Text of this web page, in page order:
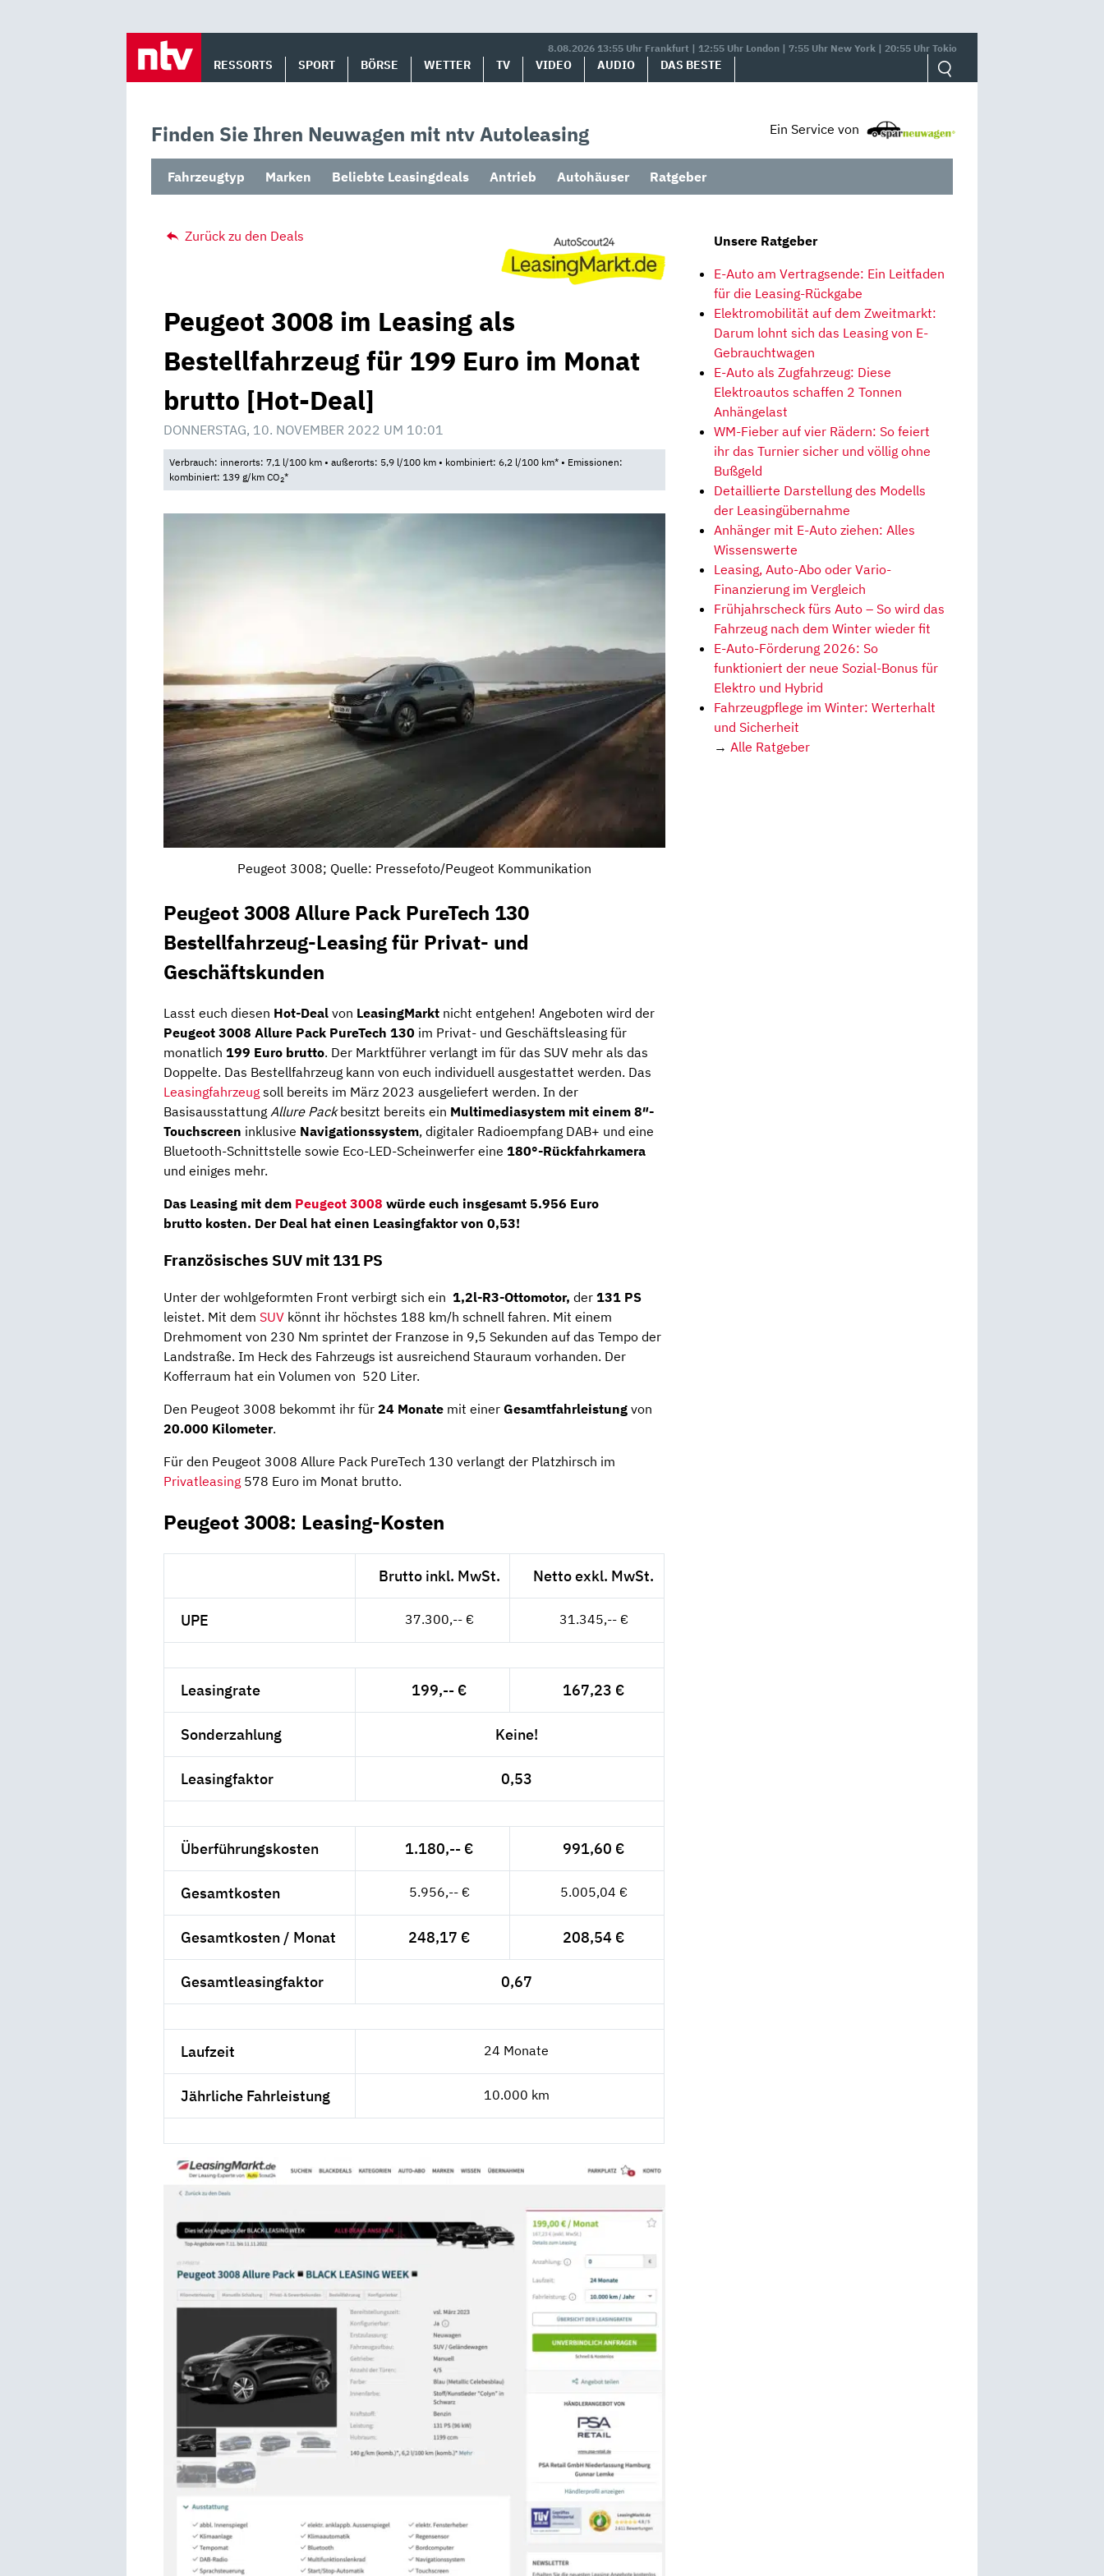
8.08.2026 13:55 Uhr Frankfurt | 12:55 Uhr London | 7:55 Uhr New York | 20:55 Uhr Tokio
RESSORTS SPORT BÖRSE WETTER TV VIDEO AUDIO DAS BESTE
Finden Sie Ihren Neuwagen mit ntv Autoleasing Ein Service von
Fahrzeugtyp Marken Beliebte Leasingdeals Antrieb Autohäuser Ratgeber
Zurück zu den Deals
Peugeot 3008 im Leasing als
Bestellfahrzeug für 199 Euro im Monat
brutto [Hot-Deal]
DONNERSTAG, 10. NOVEMBER 2022 UM 10:01
Verbrauch: innerorts: 7,1 l/100 km • außerorts: 5,9 l/100 km • kombiniert: 6,2 l/100 km* • Emissionen:
kombiniert: 139 g/km CO2*
Peugeot 3008; Quelle: Pressefoto/Peugeot Kommunikation
Peugeot 3008 Allure Pack PureTech 130
Bestellfahrzeug-Leasing für Privat- und
Geschäftskunden
Lasst euch diesen Hot-Deal von LeasingMarkt nicht entgehen! Angeboten wird der
Peugeot 3008 Allure Pack PureTech 130 im Privat- und Geschäftsleasing für
monatlich 199 Euro brutto. Der Marktführer verlangt im für das SUV mehr als das
Doppelte. Das Bestellfahrzeug kann von euch individuell ausgestattet werden. Das
Leasingfahrzeug soll bereits im März 2023 ausgeliefert werden. In der
Basisausstattung Allure Packbesitzt bereits ein Multimediasystem mit einem 8″-
Touchscreen inklusive Navigationssystem, digitaler Radioempfang DAB+ und eine
Bluetooth-Schnittstelle sowie Eco-LED-Scheinwerfer eine 180°-Rückfahrkamera
und einiges mehr.
Das Leasing mit dem Peugeot 3008 würde euch insgesamt 5.956 Euro
brutto kosten. Der Deal hat einen Leasingfaktor von 0,53!
Französisches SUV mit 131 PS
Unter der wohlgeformten Front verbirgt sich ein 1,2l-R3-Ottomotor, der 131 PS
leistet. Mit dem SUV könnt ihr höchstes 188 km/h schnell fahren. Mit einem
Drehmoment von 230 Nm sprintet der Franzose in 9,5 Sekunden auf das Tempo der
Landstraße. Im Heck des Fahrzeugs ist ausreichend Stauraum vorhanden. Der
Kofferraum hat ein Volumen von 520 Liter.
Den Peugeot 3008 bekommt ihr für 24 Monate mit einer Gesamtfahrleistung von
20.000 Kilometer.
Für den Peugeot 3008 Allure Pack PureTech 130 verlangt der Platzhirsch im
Privatleasing 578 Euro im Monat brutto.
Peugeot 3008: Leasing-Kosten
Brutto inkl. MwSt. Netto exkl. MwSt.
UPE 37.300,-- € 31.345,-- €
Leasingrate 199,-- € 167,23 €
Sonderzahlung Keine!
Leasingfaktor 0,53
Überführungskosten 1.180,-- € 991,60 €
Gesamtkosten 5.956,-- € 5.005,04 €
Gesamtkosten / Monat 248,17 € 208,54 €
Gesamtleasingfaktor 0,67
Laufzeit 24 Monate
Jährliche Fahrleistung 10.000 km
Unsere Ratgeber
E-Auto am Vertragsende: Ein Leitfaden
für die Leasing-Rückgabe
Elektromobilität auf dem Zweitmarkt:
Darum lohnt sich das Leasing von E-
Gebrauchtwagen
E-Auto als Zugfahrzeug: Diese
Elektroautos schaffen 2 Tonnen
Anhängelast
WM-Fieber auf vier Rädern: So feiert
ihr das Turnier sicher und völlig ohne
Bußgeld
Detaillierte Darstellung des Modells
der Leasingübernahme
Anhänger mit E-Auto ziehen: Alles
Wissenswerte
Leasing, Auto-Abo oder Vario-
Finanzierung im Vergleich
Frühjahrscheck fürs Auto – So wird das
Fahrzeug nach dem Winter wieder fit
E-Auto-Förderung 2026: So
funktioniert der neue Sozial-Bonus für
Elektro und Hybrid
Fahrzeugpflege im Winter: Werterhalt
und Sicherheit
→ Alle Ratgeber